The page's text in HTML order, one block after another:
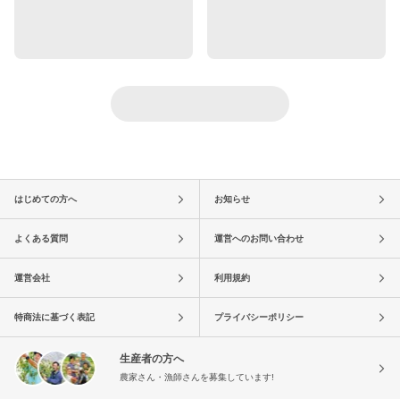
はじめての方へ お知らせ
よくある質問 運営へのお問い合わせ
運営会社 利用規約
特商法に基づく表記 プライバシーポリシー
生産者の方へ
農家さん・漁師さんを募集しています!